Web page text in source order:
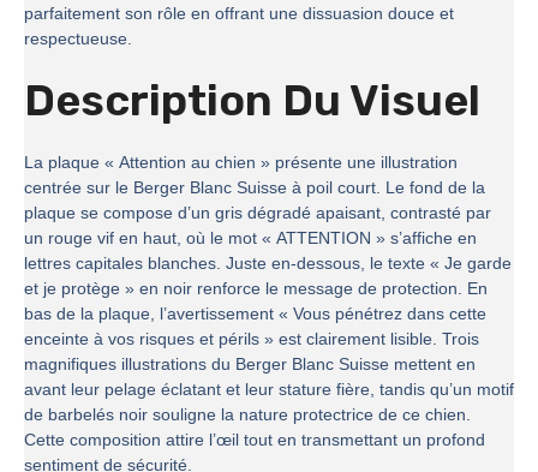
parfaitement son rôle en offrant une dissuasion douce et
respectueuse.
Description Du Visuel
La plaque « Attention au chien » présente une illustration
centrée sur le Berger Blanc Suisse à poil court. Le fond de la
plaque se compose d’un gris dégradé apaisant, contrasté par
un rouge vif en haut, où le mot « ATTENTION » s’affiche en
lettres capitales blanches. Juste en-dessous, le texte « Je garde
et je protège » en noir renforce le message de protection. En
bas de la plaque, l’avertissement « Vous pénétrez dans cette
enceinte à vos risques et périls » est clairement lisible. Trois
magnifiques illustrations du Berger Blanc Suisse mettent en
avant leur pelage éclatant et leur stature fière, tandis qu’un motif
de barbelés noir souligne la nature protectrice de ce chien.
Cette composition attire l’œil tout en transmettant un profond
sentiment de sécurité.